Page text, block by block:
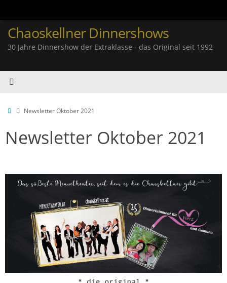
springen
Chaoskellner Dinnershows
30 Jahre Dinnershow der Extraklasse - das Original seit 1992
StartNewsletter Oktober 2021
Newsletter Oktober 2021